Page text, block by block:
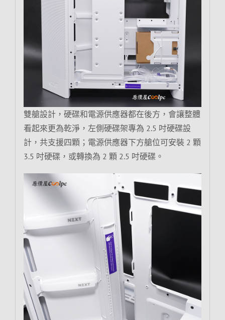
雙艙設計，硬碟和電源供應器都在後方，會讓整體
看起來更為乾淨，左側硬碟架專為 2.5 吋硬碟設
計，共支援四顆；電源供應器下方艙位可安裝 2 顆
3.5 吋硬碟，或轉換為 2 顆 2.5 吋硬碟。